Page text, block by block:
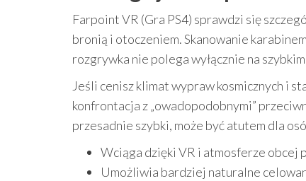
Farpoint VR (Gra PS4) sprawdzi się
bronią i otoczeniem. Skanowanie
rozgrywka nie polega wyłącznie na
Jeśli cenisz klimat wypraw kosmicznych i
konfrontacja z „owadopodobnymi”
przesadnie szybki, może być atutem dla
Wciąga dzięki VR i atmosferze obcej
Umożliwia bardziej naturalne